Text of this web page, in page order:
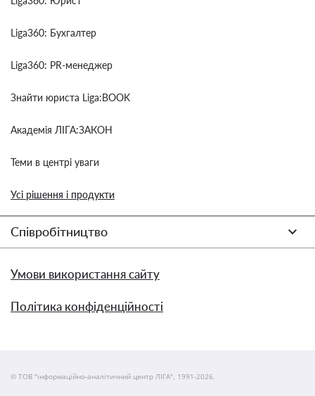
Liga360: Бухгалтер
Liga360: PR-менеджер
Знайти юриста Liga:BOOK
Академія ЛІГА:ЗАКОН
Теми в центрі уваги
Усі рішення і продукти
Співробітництво
Умови використання сайту
Політика конфіденційності
© ТОВ "інформаційно-аналітичний центр ЛІГА", 1991-2026.